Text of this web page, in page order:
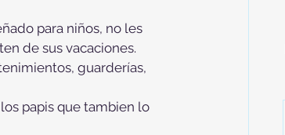
para niños, no les
de sus vacaciones.
guarderías,
papis que tambien lo